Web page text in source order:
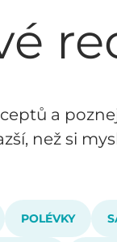
a
než si
POLÉVKY